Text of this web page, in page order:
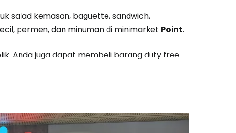
salad kemasan, baguette, sandwich,
permen, dan minuman di minimarket Point.
Anda juga dapat membeli barangduty free